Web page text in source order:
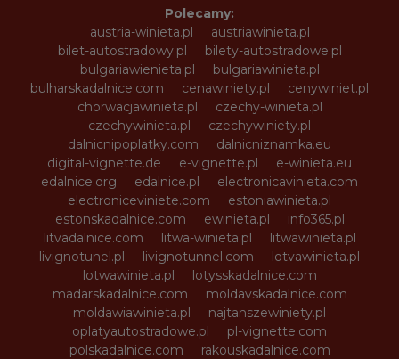
Polecamy:
austria-winieta.pl
austriawinieta.pl
bilet-autostradowy.pl
bilety-autostradowe.pl
bulgariawienieta.pl
bulgariawinieta.pl
bulharskadalnice.com
cenawiniety.pl
cenywiniet.pl
chorwacjawinieta.pl
czechy-winieta.pl
czechywinieta.pl
czechywiniety.pl
dalnicnipoplatky.com
dalnicniznamka.eu
digital-vignette.de
e-vignette.pl
e-winieta.eu
edalnice.org
edalnice.pl
electronicavinieta.com
electroniceviniete.com
estoniawinieta.pl
estonskadalnice.com
ewinieta.pl
info365.pl
litvadalnice.com
litwa-winieta.pl
litwawinieta.pl
livignotunel.pl
livignotunnel.com
lotvawinieta.pl
lotwawinieta.pl
lotysskadalnice.com
madarskadalnice.com
moldavskadalnice.com
moldawiawinieta.pl
najtanszewiniety.pl
oplatyautostradowe.pl
pl-vignette.com
polskadalnice.com
rakouskadalnice.com